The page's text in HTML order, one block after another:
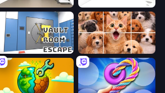
Paint Room Escape Mirror Room Escape
Vault Room Escape Jigpic Solitaire